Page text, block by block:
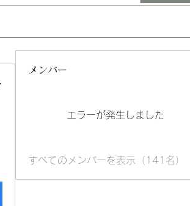
メンバー
エラーが発生しました
すべてのメンバーを表示（141名）